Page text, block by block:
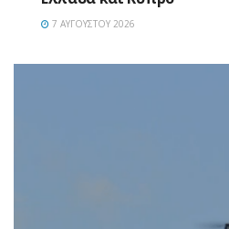
7 ΑΥΓΟΎΣΤΟΥ 2026